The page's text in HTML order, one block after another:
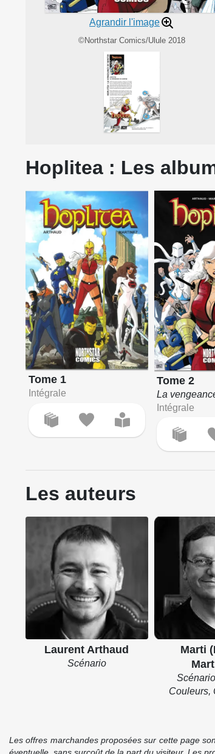
Agrandir l'image
©Northstar Comics/Ulule 2018
Hoplitea : Les
Tome 1
Intégrale
Tome 2
La
Intégrale
Les auteurs
Laurent Arthaud
Scénario
Marti
Couleurs,
Les offres marchandes proposées sur cette page